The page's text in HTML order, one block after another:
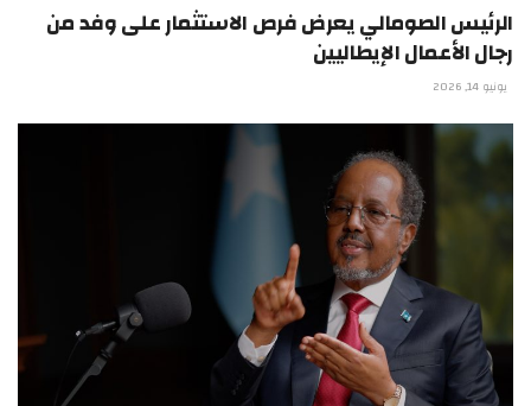
الرئيس الصومالي يعرض فرص الاستثمار على وفد من
رجال الأعمال الإيطاليين
يونيو 14, 2026